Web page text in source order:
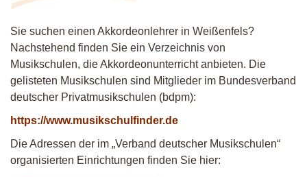
Sie suchen einen Akkordeonlehrer in Weißenfels?
Nachstehend finden Sie ein Verzeichnis von
Musikschulen, die Akkordeonunterricht anbieten. Die
gelisteten Musikschulen sind Mitglieder im Bundesverband
deutscher Privatmusikschulen (bdpm):
https://www.musikschulfinder.de
Die Adressen der im „Verband deutscher Musikschulen“
organisierten Einrichtungen finden Sie hier: